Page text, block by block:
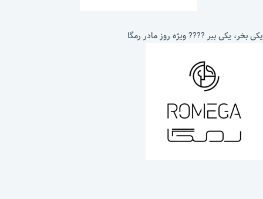
یکی بخر، یکی ببر ???? ویژه روز مادر رمگا